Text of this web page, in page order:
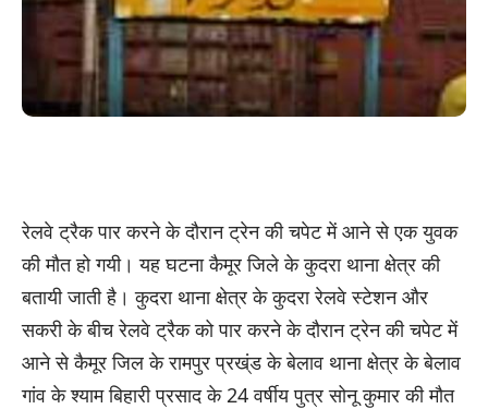
रेलवे ट्रैक पार करने के दौरान ट्रेन की चपेट में आने से एक युवक
की मौत हो गयी। यह घटना कैमूर जिले के कुदरा थाना क्षेत्र की
बतायी जाती है। कुदरा थाना क्षेत्र के कुदरा रेलवे स्टेशन और
सकरी के बीच रेलवे ट्रैक को पार करने के दौरान ट्रेन की चपेट में
आने से कैमूर जिल के रामपुर प्रख्ंड के बेलाव थाना क्षेत्र के बेलाव
गांव के श्याम बिहारी प्रसाद के 24 वर्षीय पुत्र सोनू कुमार की मौत